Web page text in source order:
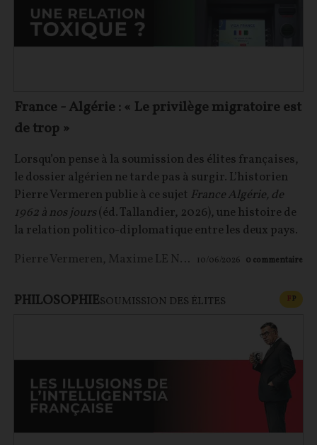
France - Algérie : « Le privilège migratoire est
de trop »
Lorsqu’on pense à la soumission des élites françaises,
le dossier algérien ne tarde pas à surgir. L’historien
Pierre Vermeren publie à ce sujet France Algérie, de
1962 à nos jours(éd. Tallandier, 2026), une histoire de
la relation politico-diplomatique entre les deux pays.
Pierre Vermeren, Maxime LE NAGARD 10/06/2026 0 commentaire
PHILOSOPHIESOUMISSION DES ÉLITES FP